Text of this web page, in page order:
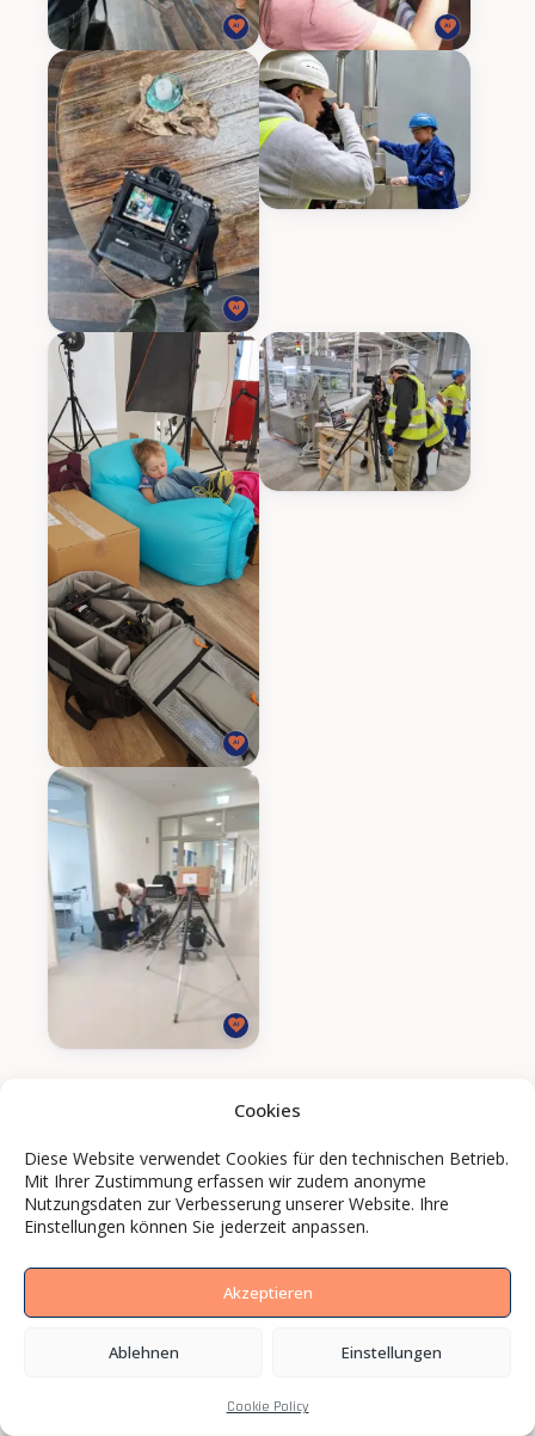
Cookies
Diese Website verwendet Cookies für den technischen Betrieb.
Mit Ihrer Zustimmung erfassen wir zudem anonyme
Nutzungsdaten zur Verbesserung unserer Website. Ihre
Einstellungen können Sie jederzeit anpassen.
Akzeptieren
Ablehnen Einstellungen
Cookie Policy